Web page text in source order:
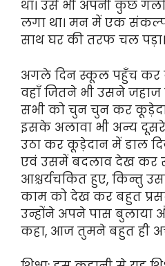
था। उसे भी अपनी कुछ
लगा था। मन में एक
साथ घर की तरफ चल पड़ा।
अगले दिन स्कूल पहुँच कर
वहाँ जितने भी उसने
सभी को चुन चुन कर
इसके अलावा भी अन्य
उठा कर कूड़ेदान में डाल
एवं उसमें बदलाव देख कर
आश्चर्यचकित हुए, किन्तु
काम को देख कर बहुत
उन्होंने अपने पास बुलाया
कहा, आज तुमने बहुत ही